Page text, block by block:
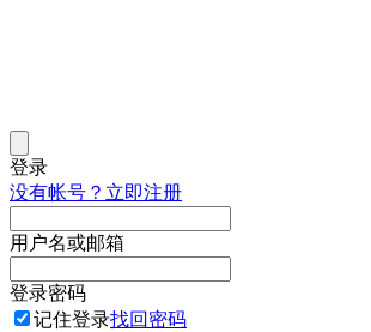
登录
没有帐号？立即注册
用户名或邮箱
登录密码
记住登录找回密码